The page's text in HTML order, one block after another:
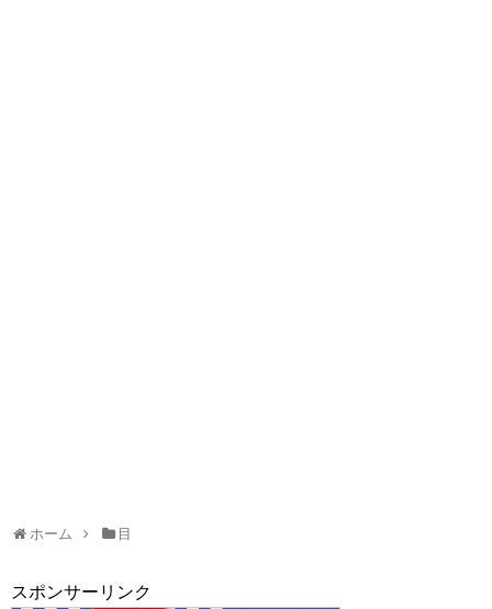
ホーム 目
スポンサーリンク